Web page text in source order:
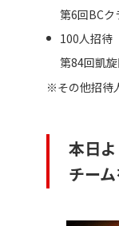
第6回BCク
100人招待
第84回凱
※その他招待
本日
チー